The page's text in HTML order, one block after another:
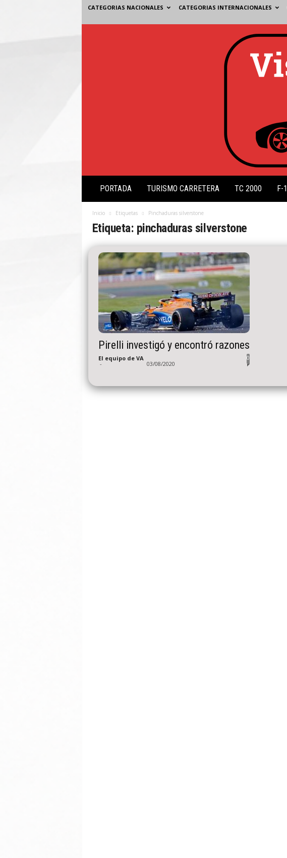
CATEGORIAS NACIONALES CATEGORIAS INTERNACIONALES
s
PORTADA TURISMO CARRETERA TC 2000 F-1
Inicio Etiquetas Pinchaduras silverstone
Etiqueta: pinchaduras silverstone
Pirelli investigó y encontró razones
El equipo de VA
- 03/08/2020
0